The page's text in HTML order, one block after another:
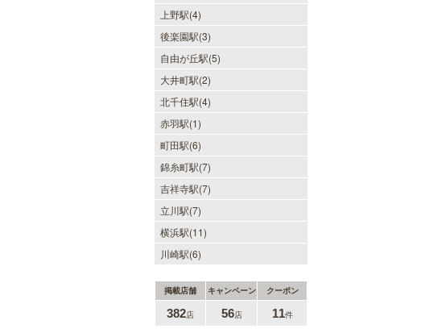
上野駅(4)
後楽園駅(3)
自由が丘駅(5)
大井町駅(2)
北千住駅(4)
赤羽駅(1)
町田駅(6)
錦糸町駅(7)
吉祥寺駅(7)
立川駅(7)
横浜駅(11)
川崎駅(6)
掲載店舗 キャンペーン クーポン
382店 56店 11件